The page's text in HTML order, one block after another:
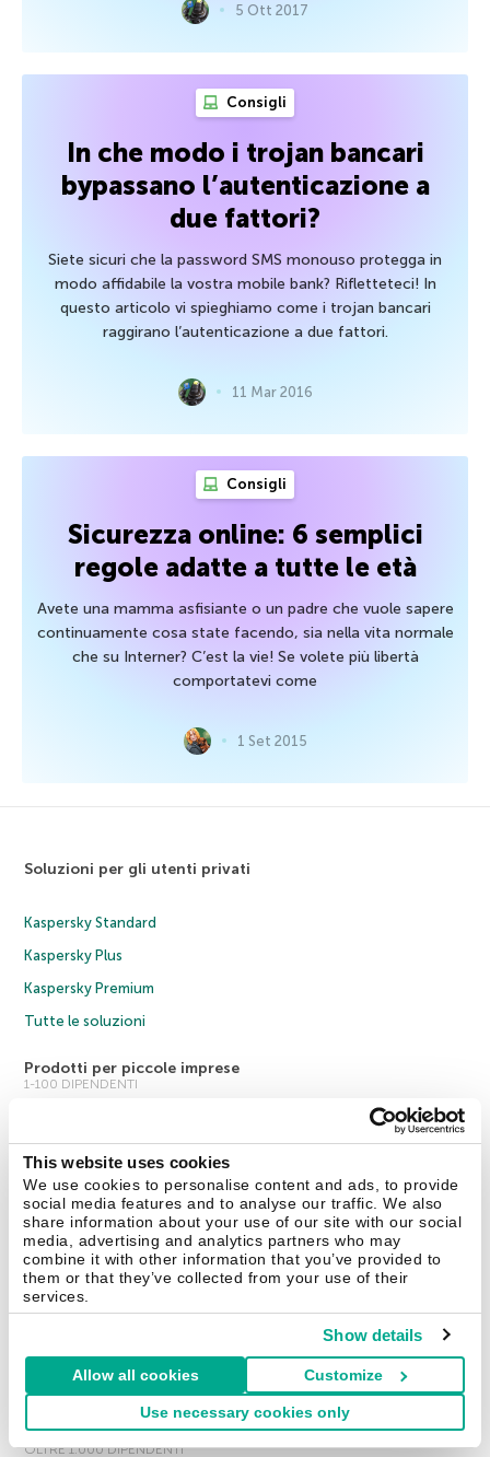
This website uses cookies
We use cookies to personalise content and ads, to provide
social media features and to analyse our traffic. We also
share information about your use of our site with our social
media, advertising and analytics partners who may
combine it with other information that you’ve provided to
them or that they’ve collected from your use of their
services.
Show details
Allow all cookies Customize
Use necessary cookies only
5 Ott 2017
Consigli
In che modo i trojan bancari
bypassano l’autenticazione a
due fattori?
Siete sicuri che la password SMS monouso protegga in
modo affidabile la vostra mobile bank? Rifletteteci! In
questo articolo vi spieghiamo come i trojan bancari
raggirano l’autenticazione a due fattori.
11 Mar 2016
Consigli
Sicurezza online: 6 semplici
regole adatte a tutte le età
Avete una mamma asfisiante o un padre che vuole sapere
continuamente cosa state facendo, sia nella vita normale
che su Interner? C’est la vie! Se volete più libertà
comportatevi come
1 Set 2015
Soluzioni per gli utenti privati
Kaspersky Standard
Kaspersky Plus
Kaspersky Premium
Tutte le soluzioni
Prodotti per piccole imprese
1-100 DIPENDENTI
Kaspersky Endpoint Security Cloud
Tutti i prodotti
Prodotti per medie imprese
101-999 DIPENDENTI
Kaspersky Endpoint Security Cloud
Kaspersky Endpoint Security for Business Advanced
Soluzioni aziendali
OLTRE 1.000 DIPENDENTI